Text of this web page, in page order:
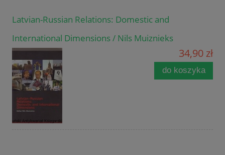
Latvian-Russian Relations: Domestic and
International Dimensions / Nils Muiznieks
34,90 zł
do koszyka